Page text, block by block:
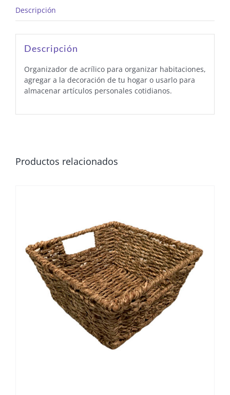
Descripción
Descripción
Organizador de acrílico para organizar habitaciones,
agregar a la decoración de tu hogar o usarlo para
almacenar artículos personales cotidianos.
Productos relacionados